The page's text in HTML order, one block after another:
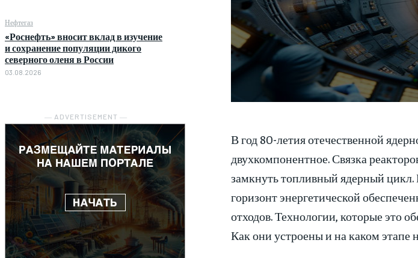
Нефтегаз
«Роснефть» вносит вклад в изучение
и сохранение популяции дикого
северного оленя в России
03.08.2026
― ADVERTISEMENT ―
В год 80-летия отечественной
двухкомпонентное. Связка
замкнуть топливный ядерный
горизонт энергетической
отходов. Технологии, которые это
Как они устроены и на каком этапе